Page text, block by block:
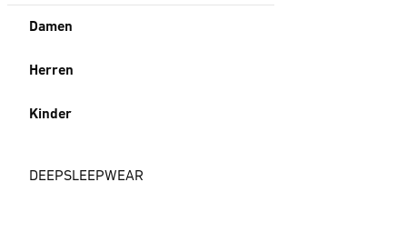
Damen
Herren
Kinder
DEEPSLEEPWEAR